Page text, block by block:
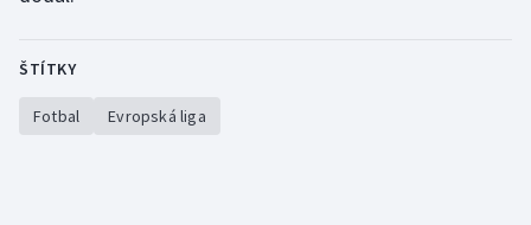
ŠTÍTKY
Fotbal Evropská liga